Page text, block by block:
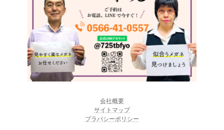
会社概要
サイトマップ
プラバシーポリシー